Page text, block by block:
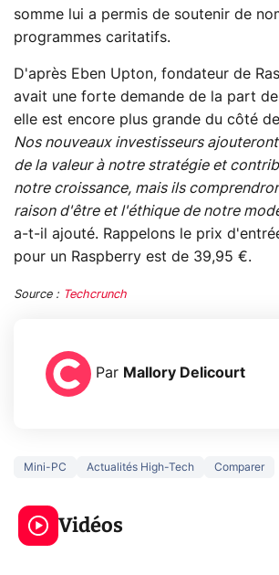
somme lui a permis de soutenir de
programmes caritatifs.
D'après Eben Upton, fondateur de
avait une forte demande de la part
elle est encore plus grande du côté
Nos nouveaux investisseurs
de la valeur à notre stratégie et
notre croissance, mais ils
raison d'être et l'éthique de notre
a-t-il ajouté. Rappelons le prix
pour un Raspberry est de 39,95 €.
Source : Techcrunch
Par Mallory Delicourt
Mini-PC Actualités High-Tech Comparer
Vidéos
3 écrans en 1 pour
319€ ? Voici L'AOC
CQ32G4ZA !